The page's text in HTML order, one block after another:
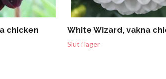
chicken White Wizard, vakna
Slut i lager